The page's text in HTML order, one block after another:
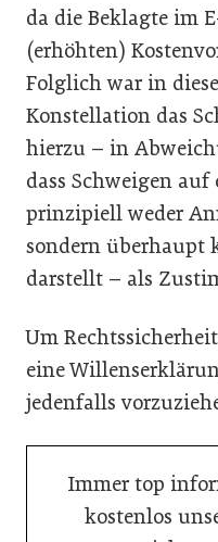
da die Beklagte im
(erhöhten)
Folglich war in
Konstellation das
hierzu – in
dass Schweigen
prinzipiell weder
sondern überhaupt
darstellt – als
Um
eine
jedenfalls
Immer top
kostenlos